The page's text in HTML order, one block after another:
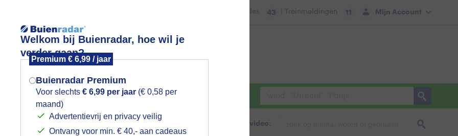
Welkom bij Buienradar, hoe wil je
verder gaan?
Premium € 6,99 / jaar
Buienradar Premium
Voor slechts € 6,99 per jaar (€ 0,58 per
maand)
Advertentievrij en privacy veilig
Ontvang voor min. € 40,- aan cadeaus
Mijn Account
Files 43 | Treinmeldingen 11
Foto en video Weerzine
Zoeken in foto & video:
Mogen we je locatie gebruiken voor
het weer?